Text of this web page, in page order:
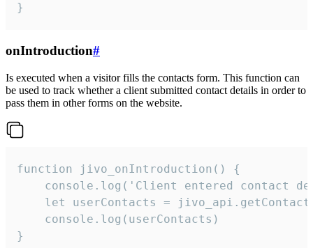
}
onIntroduction#
Is executed when a visitor fills the contacts form. This function can
be used to track whether a client submitted contact details in order to
pass them in other forms on the website.
function jivo_onIntroduction() {
console.log('Client entered contact
let userContacts =
    console.log(userContacts)
}